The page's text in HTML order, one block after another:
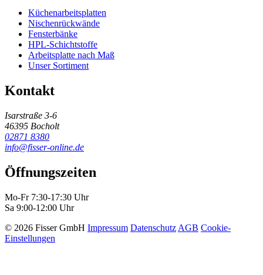
Küchenarbeitsplatten
Nischenrückwände
Fensterbänke
HPL-Schichtstoffe
Arbeitsplatte nach Maß
Unser Sortiment
Kontakt
Isarstraße 3-6
46395 Bocholt
02871 8380
info@fisser-online.de
Öffnungszeiten
Mo-Fr 7:30-17:30 Uhr
Sa 9:00-12:00 Uhr
© 2026 Fisser GmbH Impressum Datenschutz AGB Cookie-
Einstellungen